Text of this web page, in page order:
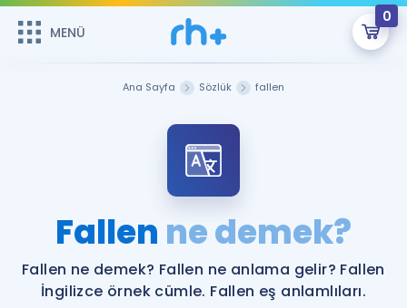
MENÜ
0
ÜYE DEĞİLİM
Sepetin Şu An Boş.
Remzi Hoca ile seni sınava hazırlayacak onlarca eğitim seni
bekliyor!
MENÜ
Faydalı Araçlar
Ana Sayfa Sözlük fallen
Fallen ne demek?
Fallen ne demek? Fallen ne anlama gelir? Fallen
İngilizce örnek cümle. Fallen eş anlamlıları.